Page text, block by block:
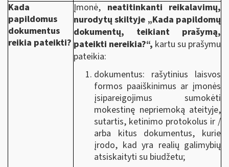
Kada
papildomus
dokumentus
reikia pateikti?
Įmonė, neatitinkanti reikalavimų,
nurodytų skiltyje „Kada papildomų
dokumentų, teikiant prašymą,
pateikti nereikia?“, kartu su prašymu
pateikia:
dokumentus: rašytinius laisvos
formos paaiškinimus ar įmonės
įsipareigojimus sumokėti
mokestinę nepriemoką ateityje,
sutartis, ketinimo protokolus ir /
arba kitus dokumentus, kurie
įrodo, kad yra realių galimybių
atsiskaityti su biudžetu;